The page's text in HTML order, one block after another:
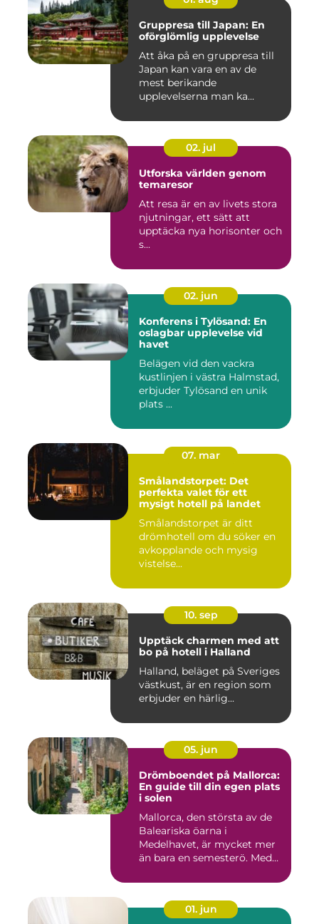
Gruppresa till Japan: En
oförglömlig upplevelse
Att åka på en gruppresa till
Japan kan vara en av de
mest berikande
upplevelserna man ka...
02. jul
Utforska världen genom
temaresor
Att resa är en av livets stora
njutningar, ett sätt att
upptäcka nya horisonter och
s...
02. jun
Konferens i Tylösand: En
oslagbar upplevelse vid
havet
Belägen vid den vackra
kustlinjen i västra Halmstad,
erbjuder Tylösand en unik
plats ...
07. mar
Smålandstorpet: Det
perfekta valet för ett
mysigt hotell på landet
Smålandstorpet är ditt
drömhotell om du söker en
avkopplande och mysig
vistelse...
10. sep
Upptäck charmen med att
bo på hotell i Halland
Halland, beläget på Sveriges
västkust, är en region som
erbjuder en härlig...
05. jun
Drömboendet på Mallorca:
En guide till din egen plats
i solen
Mallorca, den största av de
Baleariska öarna i
Medelhavet, är mycket mer
än bara en semesterö. Med
01. jun